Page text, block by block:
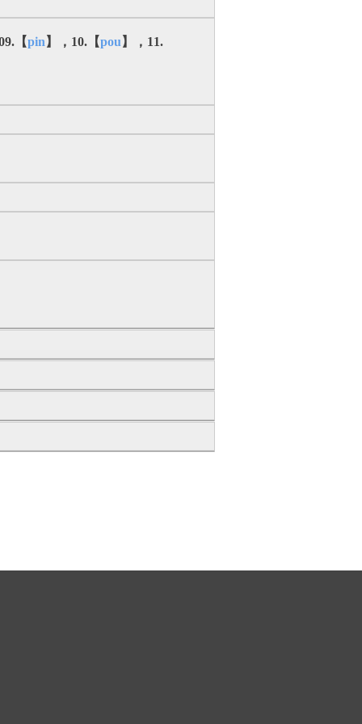
【pin 】，10.【pou 】，11.